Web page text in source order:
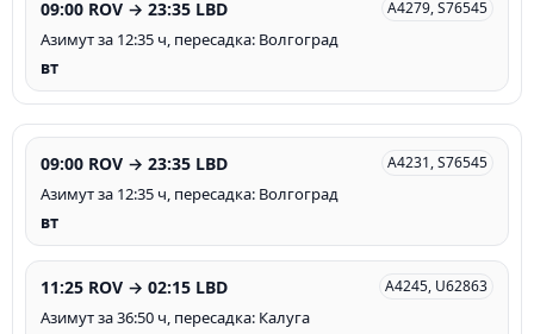
09:00 ROV → 23:35 LBD A4279, S76545
Азимут за 12:35 ч, пересадка: Волгоград
вт
09:00 ROV → 23:35 LBD A4231, S76545
Азимут за 12:35 ч, пересадка: Волгоград
вт
11:25 ROV → 02:15 LBD A4245, U62863
Азимут за 36:50 ч, пересадка: Калуга